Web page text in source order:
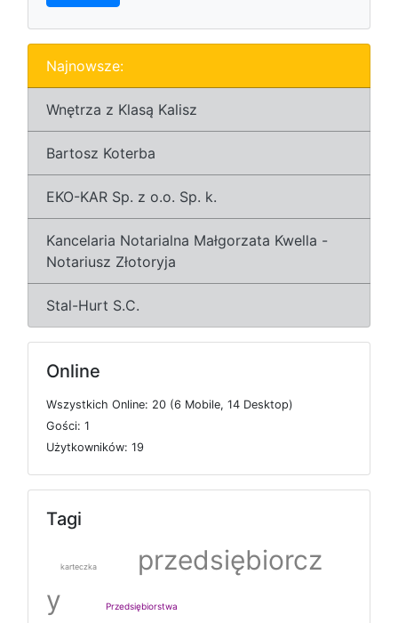
Najnowsze:
Wnętrza z Klasą Kalisz
Bartosz Koterba
EKO-KAR Sp. z o.o. Sp. k.
Kancelaria Notarialna Małgorzata Kwella -
Notariusz Złotoryja
Stal-Hurt S.C.
Online
Wszystkich Online: 20 (6 Mobile, 14 Desktop)
Gości: 1
Użytkowników: 19
Tagi
karteczka
przedsiębiorcz
y
Przedsiębiorstwa